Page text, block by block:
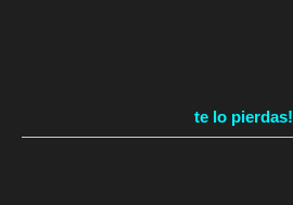
te lo pierdas!